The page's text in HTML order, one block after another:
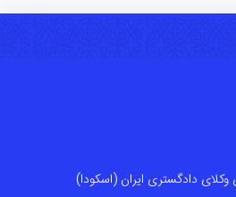
دادگستری ایران (اسکودا)